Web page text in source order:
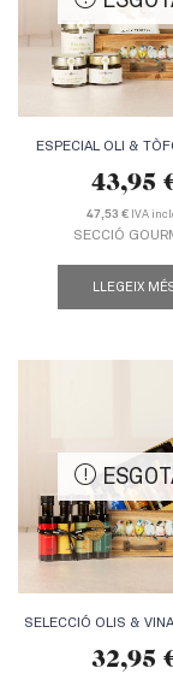
ESPECIAL OLI &
43,95
47,53 €IVA
SECCIÓ
LLEGEIX
SELECCIÓ OLIS &
32,95